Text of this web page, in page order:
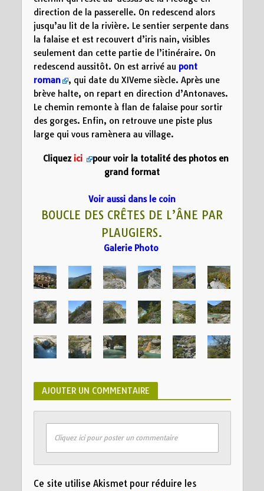
direction de la passerelle. On redescend alors
jusqu’au lit de la rivière. Le sentier serpente dans
la falaise et est recouvert d’iris nain, visibles
seulement dan cette partie de l’itinéraire. On
redescend aussitôt. On est arrivé au pont
roman
, qui date du XIVeme siècle. Après une
brève halte, on repart en direction d’Antonaves.
Le chemin remonte à flan de falaise pour sortir
des gorges. Enfin, on retrouve une piste plus
large qui vous ramènera au village.
Cliquezici
pour voir la totalité des photos en
grand format
Voir aussi dans le coin
BOUCLE DES CRÊTES DE L’ÂNE PAR
PLAUGIERS.
Galerie Photo
AJOUTER UN COMMENTAIRE
Cliquez ici pour poster un commentaire
Ce site utilise Akismet pour réduire les